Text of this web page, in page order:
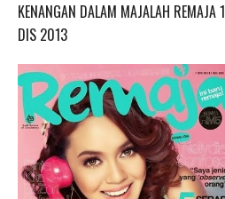
KENANGAN DALAM MAJALAH REMAJA 1
DIS 2013